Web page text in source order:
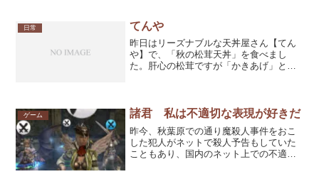
事故車の横を通り過ぎてた...
日常 てんや
昨日はリーズナブルな天丼屋さん【てん
や】で、「秋の松茸天丼」を食べまし
た。肝心の松茸ですが「かきあげ」とい
きっと入ってたはずと信じて...
ゲーム 諸君 私は不適切な表現が好きだ
昨今、秋葉原での通り魔殺人事件をおこ
した犯人がネットで殺人予告もしていた
こともあり、国内のネット上での不適切